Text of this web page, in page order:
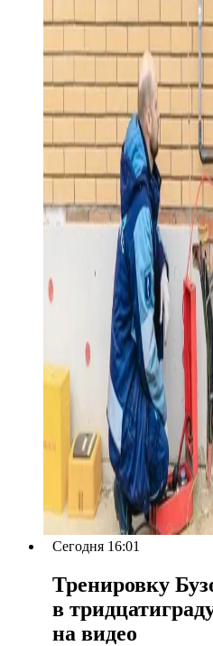
Сегодня 16:01
Тренировку
в
на видео